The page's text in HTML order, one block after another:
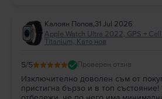
Калоян Попов,31 Jul 2026
Apple Watch Ultra 2022, GPS +
Titanium, Като нов
5/5 Проверен отзив
Изключително доволен съм от
пристигна бързо и в топ